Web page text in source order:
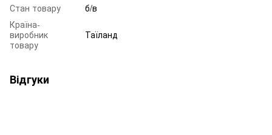
Стан товару
б/в
Країна-
виробник
товару
Таїланд
Відгуки